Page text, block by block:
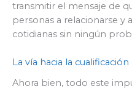
transmitir el mensaje de
personas a relacionarse y
cotidianas sin ningún
La vía hacia la cualificación
Ahora bien, todo este